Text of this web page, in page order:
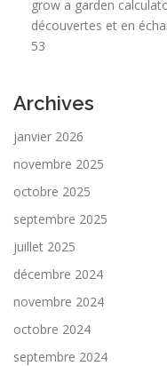
grow a garden
découvertes et en
53
Archives
janvier 2026
novembre 2025
octobre 2025
septembre 2025
juillet 2025
décembre 2024
novembre 2024
octobre 2024
septembre 2024